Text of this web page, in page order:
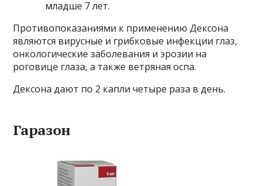
младше 7 лет.
Противопоказаниями к применению Дексона
являются вирусные и грибковые инфекции глаз,
онкологические заболевания и эрозии на
роговице глаза, а также ветряная оспа.
Дексона дают по 2 капли четыре раза в день.
Гаразон